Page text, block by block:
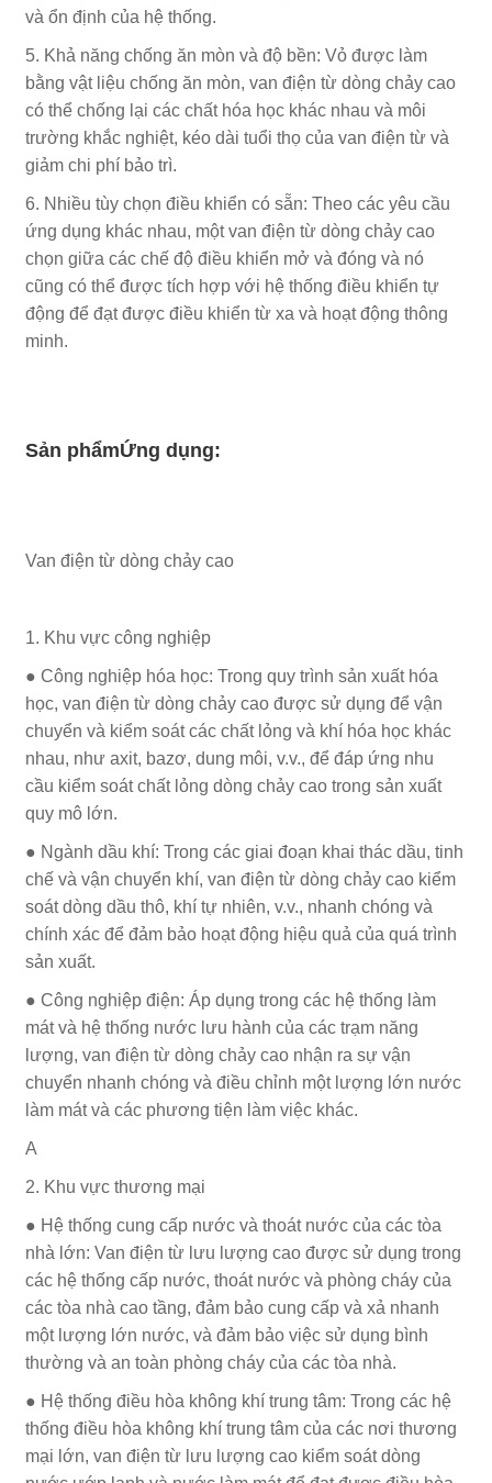
và ổn định của hệ thống.
5. Khả năng chống ăn mòn và độ bền: Vỏ được làm
bằng vật liệu chống ăn mòn, van điện từ dòng chảy cao
có thể chống lại các chất hóa học khác nhau và môi
trường khắc nghiệt, kéo dài tuổi thọ của van điện từ và
giảm chi phí bảo trì.
6. Nhiều tùy chọn điều khiển có sẵn: Theo các yêu cầu
ứng dụng khác nhau, một van điện từ dòng chảy cao
chọn giữa các chế độ điều khiển mở và đóng và nó
cũng có thể được tích hợp với hệ thống điều khiển tự
động để đạt được điều khiển từ xa và hoạt động thông
minh.
Sản phẩmỨng dụng:
Van điện từ dòng chảy cao
1. Khu vực công nghiệp
● Công nghiệp hóa học: Trong quy trình sản xuất hóa
học, van điện từ dòng chảy cao được sử dụng để vận
chuyển và kiểm soát các chất lỏng và khí hóa học khác
nhau, như axit, bazơ, dung môi, v.v., để đáp ứng nhu
cầu kiểm soát chất lỏng dòng chảy cao trong sản xuất
quy mô lớn.
● Ngành dầu khí: Trong các giai đoạn khai thác dầu, tinh
chế và vận chuyển khí, van điện từ dòng chảy cao kiểm
soát dòng dầu thô, khí tự nhiên, v.v., nhanh chóng và
chính xác để đảm bảo hoạt động hiệu quả của quá trình
sản xuất.
● Công nghiệp điện: Áp dụng trong các hệ thống làm
mát và hệ thống nước lưu hành của các trạm năng
lượng, van điện từ dòng chảy cao nhận ra sự vận
chuyển nhanh chóng và điều chỉnh một lượng lớn nước
làm mát và các phương tiện làm việc khác.
A
2. Khu vực thương mại
● Hệ thống cung cấp nước và thoát nước của các tòa
nhà lớn: Van điện từ lưu lượng cao được sử dụng trong
các hệ thống cấp nước, thoát nước và phòng cháy của
các tòa nhà cao tầng, đảm bảo cung cấp và xả nhanh
một lượng lớn nước, và đảm bảo việc sử dụng bình
thường và an toàn phòng cháy của các tòa nhà.
● Hệ thống điều hòa không khí trung tâm: Trong các hệ
thống điều hòa không khí trung tâm của các nơi thương
mại lớn, van điện từ lưu lượng cao kiểm soát dòng